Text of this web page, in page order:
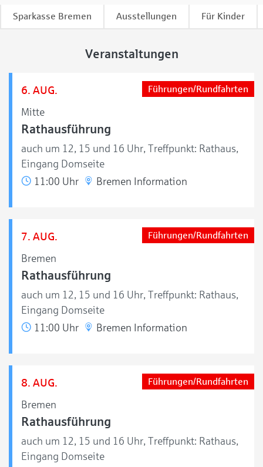
Sparkasse Bremen Ausstellungen Für Kinder
Veranstaltungen
6. AUG.
Mitte
Führungen/Rundfahrten
Rathausführung
auch um 12, 15 und 16 Uhr, Treffpunkt: Rathaus,
Eingang Domseite
11:00 Uhr
Bremen Information
7. AUG.
Bremen
Führungen/Rundfahrten
Rathausführung
auch um 12, 15 und 16 Uhr, Treffpunkt: Rathaus,
Eingang Domseite
11:00 Uhr
Bremen Information
8. AUG.
Bremen
Führungen/Rundfahrten
Rathausführung
auch um 12, 15 und 16 Uhr, Treffpunkt: Rathaus,
Eingang Domseite